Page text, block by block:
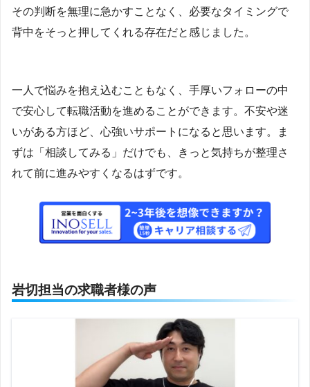
その判断を無理に急かすことなく、必要なタイミングで
背中をそっと押してくれる存在だと感じました。
一人で悩みを抱え込むこともなく、手厚いフォローの中
で安心して転職活動を進めることができます。不安や迷
いがある方ほど、心強いサポートになると思います。ま
ずは「相談してみる」だけでも、きっと気持ちが整理さ
れて前に進みやすくなるはずです。
岩切担当の求職者様の声